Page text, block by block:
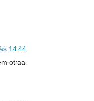
14:44
otraa